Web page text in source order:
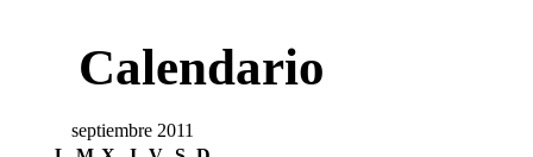
Calendario
septiembre 2011